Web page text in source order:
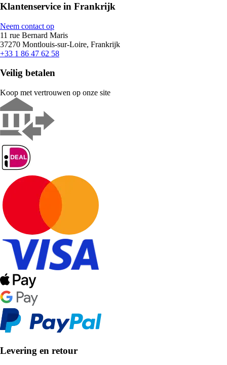
Klantenservice in Frankrijk
Neem contact op
11 rue Bernard Maris
37270 Montlouis-sur-Loire, Frankrijk
+33 1 86 47 62 58
Veilig betalen
Koop met vertrouwen op onze site
Levering en retour